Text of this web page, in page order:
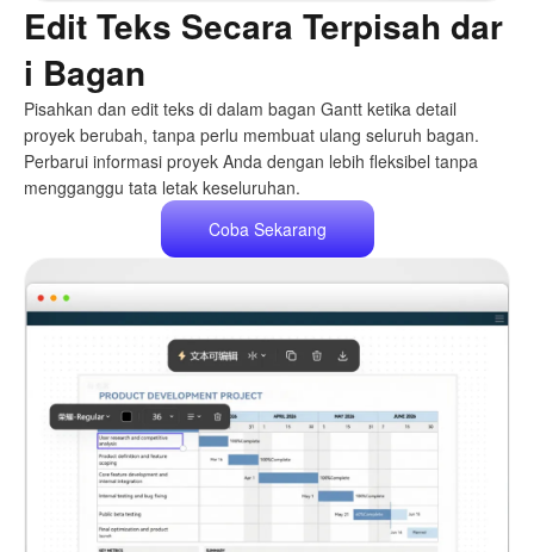
Edit Teks Secara Terpisah dar
i Bagan
Pisahkan dan edit teks di dalam bagan Gantt ketika detail
proyek berubah, tanpa perlu membuat ulang seluruh bagan.
Perbarui informasi proyek Anda dengan lebih fleksibel tanpa
mengganggu tata letak keseluruhan.
Coba Sekarang